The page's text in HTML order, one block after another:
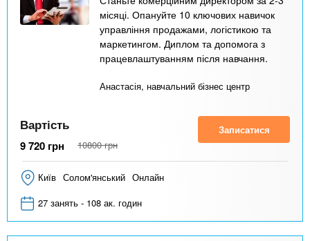
місяці. Опануйте 10 ключових навичок
управління продажами, логістикою та
маркетингом. Диплом та допомога з
працевлаштуванням після навчання.
Анастасія, навчальний бізнес центр
Вартість
9 720 грн 10800 грн
Записатися
Київ Солом'янський Онлайн
27 занять - 108 ак. годин